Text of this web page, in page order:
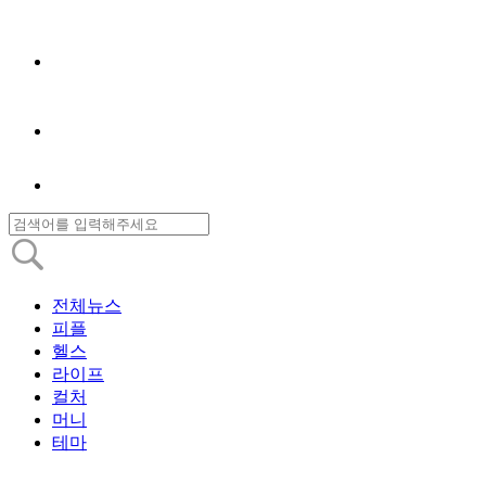
전체뉴스
피플
헬스
라이프
컬처
머니
테마